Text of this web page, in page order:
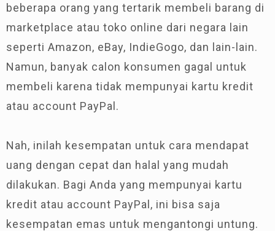
beberapa orang yang tertarik membeli barang di
marketplace atau toko online dari negara lain
seperti Amazon, eBay, IndieGogo, dan lain-lain.
Namun, banyak calon konsumen gagal untuk
membeli karena tidak mempunyai kartu kredit
atau account PayPal.
Nah, inilah kesempatan untuk cara mendapat
uang dengan cepat dan halal yang mudah
dilakukan. Bagi Anda yang mempunyai kartu
kredit atau account PayPal, ini bisa saja
kesempatan emas untuk mengantongi untung.